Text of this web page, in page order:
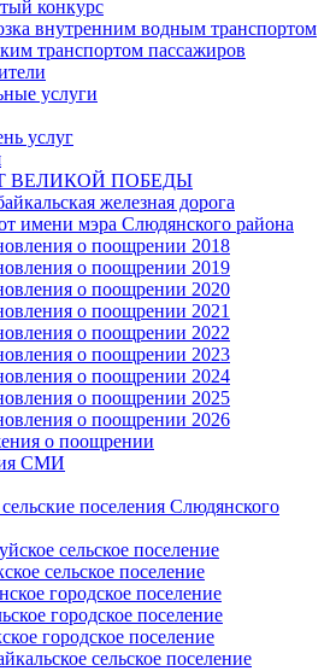
конкурс
внутренним водным транспортом
транспортом пассажиров
услуги
услуг
ВЕЛИКОЙ ПОБЕДЫ
железная дорога
имени мэра Слюдянского района
о поощрении 2018
о поощрении 2019
о поощрении 2020
о поощрении 2021
о поощрении 2022
о поощрении 2023
о поощрении 2024
о поощрении 2025
о поощрении 2026
о поощрении
СМИ
поселения Слюдянского
сельское поселение
сельское поселение
городское поселение
городское поселение
городское поселение
сельское поселение